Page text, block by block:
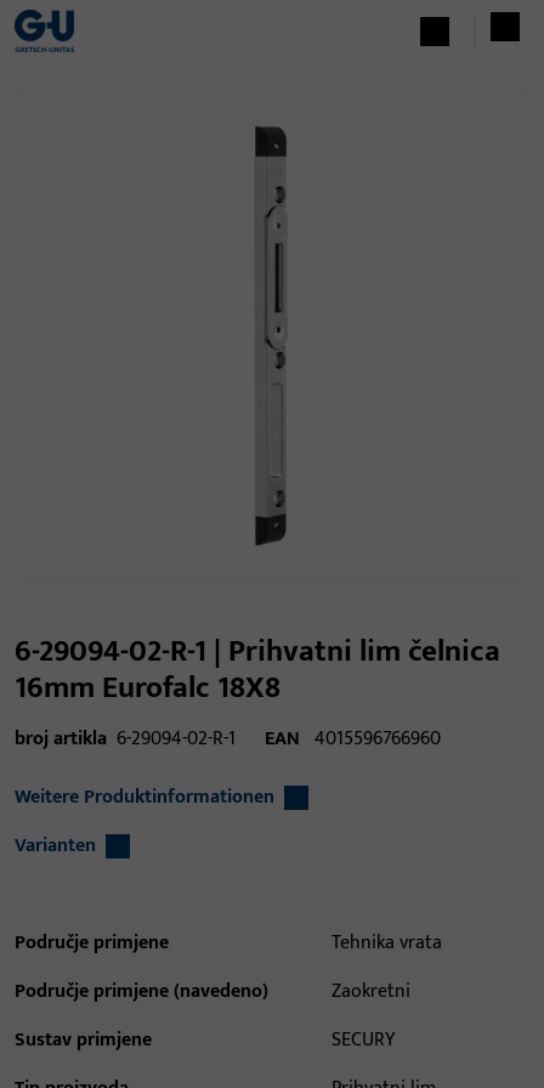
6-29094-02-R-1 | Prihvatni lim čelnica
16mm Eurofalc 18X8
broj artikla 6-29094-02-R-1 EAN 4015596766960
Weitere Produktinformationen
Varianten
Područje primjene
Tehnika vrata
Područje primjene (navedeno)
Zaokretni
Sustav primjene
SECURY